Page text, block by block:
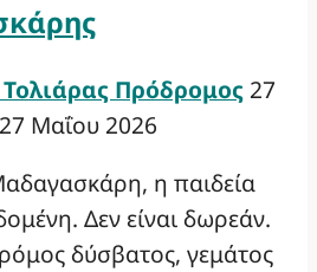
Πρόδρομος 27
27 Μαΐου 2026
η παιδεία
Δεν είναι δωρεάν.
δύσβατος, γεμάτος